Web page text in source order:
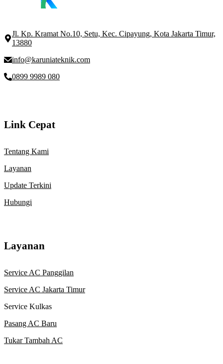
Jl. Kp. Kramat No.10, Setu, Kec. Cipayung, Kota Jakarta Timur,
13880
info@karuniateknik.com
0899 9989 080
Link Cepat
Tentang Kami
Layanan
Update Terkini
Hubungi
Layanan
Service AC Panggilan
Service AC Jakarta Timur
Service Kulkas
Pasang AC Baru
Tukar Tambah AC